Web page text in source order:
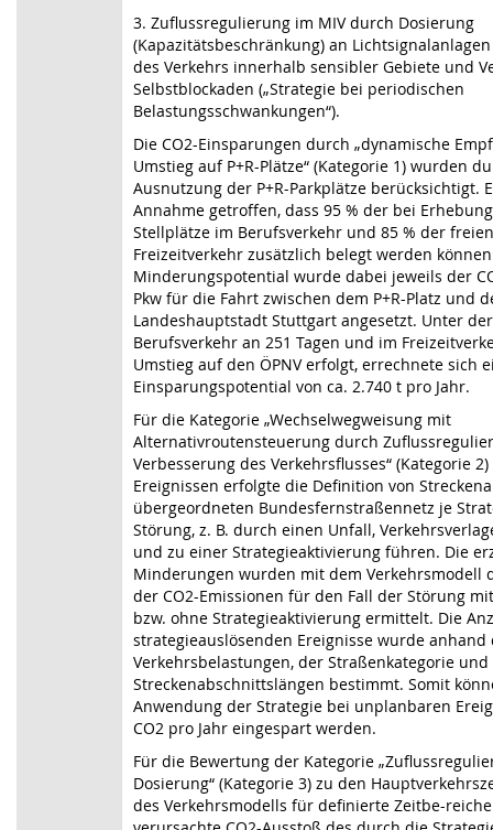
3. Zuflussregulierung im MIV durch Dosierung
(Kapazitätsbeschränkung) an
des Verkehrs innerhalb sensibler Gebiete und
Selbstblockaden („Strategie bei periodischen
Belastungsschwankungen“).
Die CO2-Einsparungen durch „dynamische
Umstieg auf P+R-Plätze“ (Kategorie 1) wurden
Ausnutzung der P+R-Parkplätze berücksichtigt.
Annahme getroffen, dass 95 % der bei
Stellplätze im Berufsverkehr und 85 % der
Freizeitverkehr zusätzlich belegt werden
Minderungspotential wurde dabei jeweils der
Pkw für die Fahrt zwischen dem P+R-Platz und
Landeshauptstadt Stuttgart angesetzt. Unter
Berufsverkehr an 251 Tagen und im
Umstieg auf den ÖPNV erfolgt, errechnete sich
Einsparungspotential von ca. 2.740 t pro Jahr.
Für die Kategorie „Wechselwegweisung mit
Alternativroutensteuerung durch
Verbesserung des Verkehrsflusses“ (Kategorie
Ereignissen erfolgte die Definition von
übergeordneten Bundesfernstraßennetz je
Störung, z. B. durch einen Unfall,
und zu einer Strategieaktivierung führen. Die
Minderungen wurden mit dem Verkehrsmodell
der CO2-Emissionen für den Fall der Störung
bzw. ohne Strategieaktivierung ermittelt. Die
strategieauslösenden Ereignisse wurde anhand
Verkehrsbelastungen, der Straßenkategorie
Streckenabschnittslängen bestimmt. Somit
Anwendung der Strategie bei unplanbaren
CO2 pro Jahr eingespart werden.
Für die Bewertung der Kategorie
Dosierung“ (Kategorie 3) zu den
des Verkehrsmodells für definierte Zeitbe-